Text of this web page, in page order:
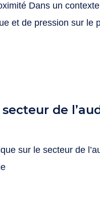
Dans un
et de pression sur le
MEDIAPOSTE a
étude exclusive. Ce
de
sur le secteur de